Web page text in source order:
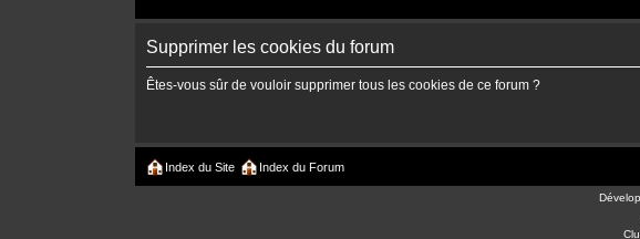
Supprimer les cookies du forum
Êtes-vous sûr de vouloir supprimer tous les cookies de ce forum ?
Index du Site Index du Forum